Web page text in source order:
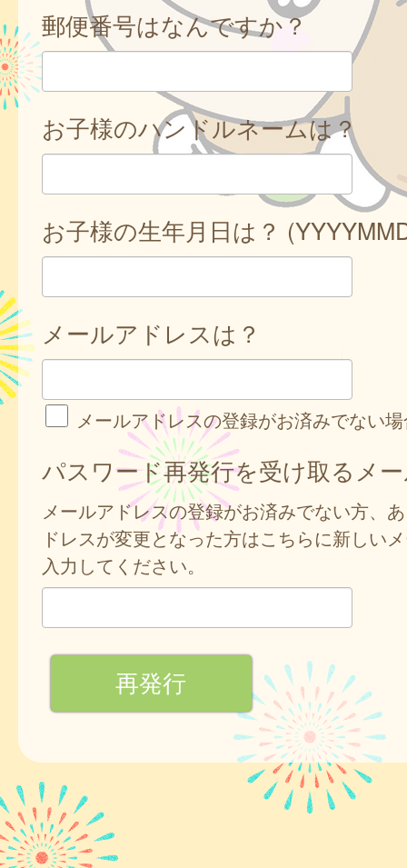
郵便番号はなんですか？
お子様のハンドルネームは？
お子様の生年月日は？
メールアドレスは？
メールアドレスの登録がお済みでない
パスワード再発行を受け取るメ
メールアドレスの登録がお済みでない方、
ドレスが変更となった方はこちらに新しい
入力してください。